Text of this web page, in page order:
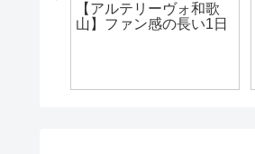
【AS.Laranja Kyoto】第
6節vs守山侍